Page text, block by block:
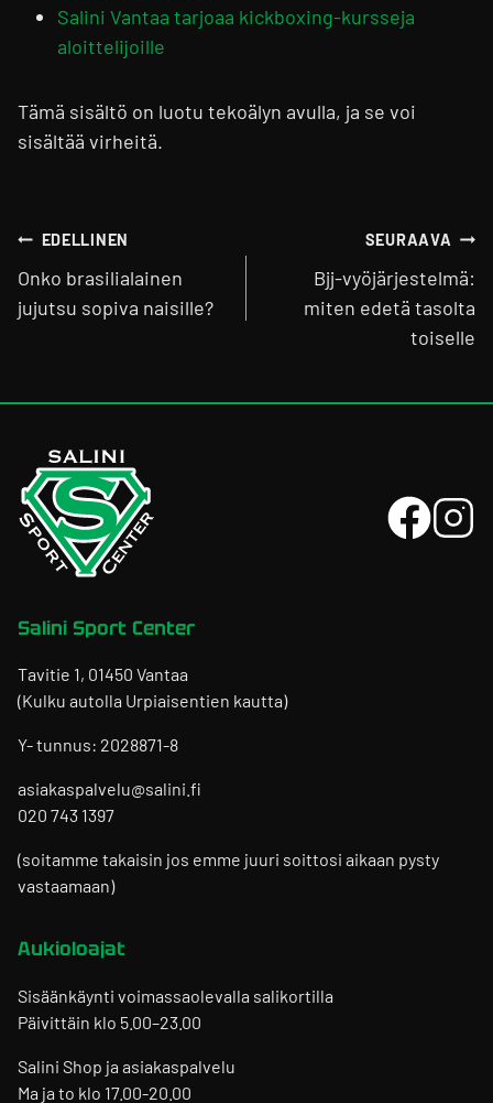
Salini Vantaa tarjoaa kickboxing-kursseja
aloittelijoille
Tämä sisältö on luotu tekoälyn avulla, ja se voi
sisältää virheitä.
Artikkelien
selaus
EDELLINEN
Onko brasilialainen
jujutsu sopiva naisille?
SEURAAVA
Bjj-vyöjärjestelmä:
miten edetä tasolta
toiselle
Salini Sport Center
Tavitie 1, 01450 Vantaa
(Kulku autolla Urpiaisentien kautta)
Y- tunnus: 2028871-8
asiakaspalvelu@salini.fi
020 743 1397
(soitamme takaisin jos emme juuri soittosi aikaan pysty
vastaamaan)
Aukioloajat
Sisäänkäynti voimassaolevalla salikortilla
Päivittäin klo 5.00–23.00
Salini Shop ja asiakaspalvelu
Ma ja to klo 17.00-20.00